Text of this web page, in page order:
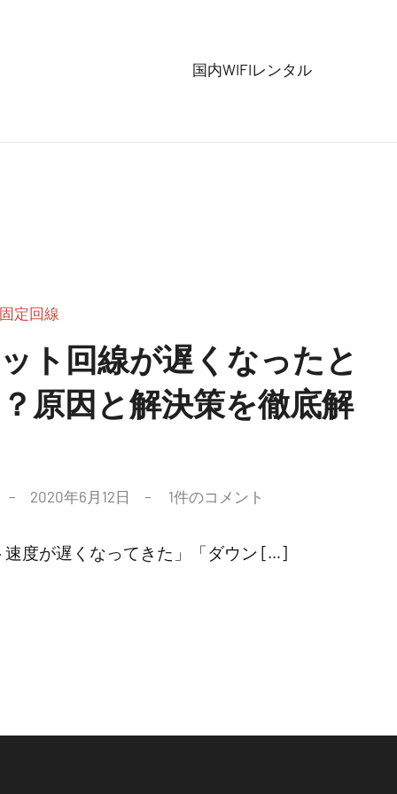
国内WIFIレンタル
固定回線
ト回線が遅くなったと
原因と解決策を徹底解
2020年6月12日 1件のコメント
速度が遅くなってきた」「ダウン […]